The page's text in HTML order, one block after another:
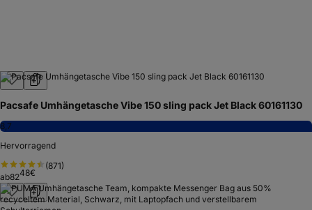
Pacsafe Umhängetasche Vibe 150 sling pack Jet Black 60161130
8,7
Hervorragend
(871)
ab8248€